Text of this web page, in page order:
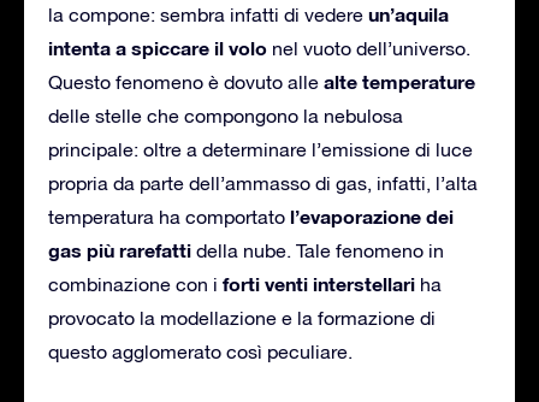
la compone: sembra infatti di vedere un’aquila
intenta a spiccare il volo nel vuoto dell’universo.
Questo fenomeno è dovuto alle alte temperature
delle stelle che compongono la nebulosa
principale: oltre a determinare l’emissione di luce
propria da parte dell’ammasso di gas, infatti, l’alta
temperatura ha comportato l’evaporazione dei
gas più rarefatti della nube. Tale fenomeno in
combinazione con i forti venti interstellari ha
provocato la modellazione e la formazione di
questo agglomerato così peculiare.